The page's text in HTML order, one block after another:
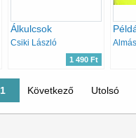
Álkulcsok
Csiki László
1 490 Ft
Jelenlegi oldal
1 Következő oldal
Következő Utolsó
Utolsó